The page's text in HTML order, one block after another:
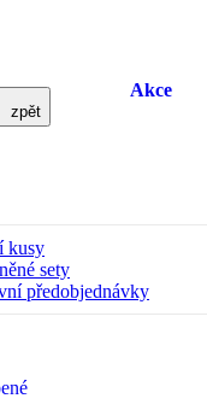
zpět
Akce
kusy
sety
předobjednávky